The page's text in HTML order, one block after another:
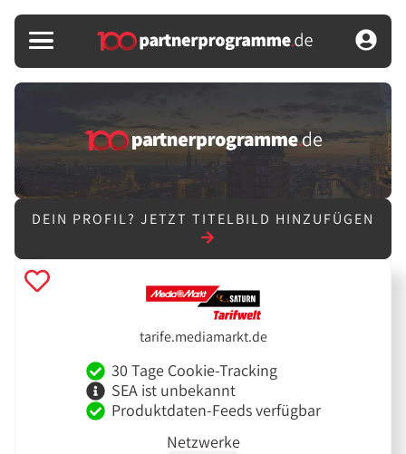
DEIN PROFIL? JETZT TITELBILD HINZUFÜGEN
tarife.mediamarkt.de
30 Tage Cookie-Tracking
SEA ist unbekannt
Produktdaten-Feeds verfügbar
Netzwerke